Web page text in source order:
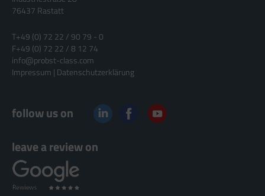
76437 Rastatt
T+49 (0) 72 22 / 90 79 - 0
F+49 (0) 72 22 / 8 12 74
info@probst-class.com
Impressum | Datenschutzerklärung
follow us on
leave a review on